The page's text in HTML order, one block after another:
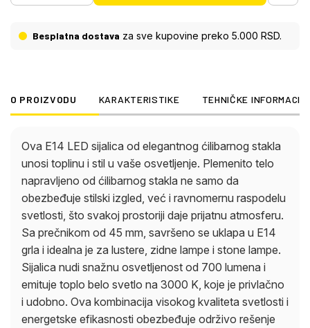
belo svetlo na 3000 K, koje je privlačno i udobno.
energetske efikasnosti obezbeđuje održivo
elegantno i snažno osvetljenje.
Besplatna dostava za sve kupovine preko 5.000 RSD.
O PROIZVODU KARAKTERISTIKE TEHNIČKE
Ova E14 LED sijalica od elegantnog ćilibarnog stakla
unosi toplinu i stil u vaše osvetljenje. Plemenito telo
napravljeno od ćilibarnog stakla ne samo da
obezbeđuje stilski izgled, već i ravnomernu raspodelu
svetlosti, što svakoj prostoriji daje prijatnu atmosferu.
Sa prečnikom od 45 mm, savršeno se uklapa u E14
grla i idealna je za lustere, zidne lampe i stone lampe.
Sijalica nudi snažnu osvetljenost od 700 lumena i
emituje toplo belo svetlo na 3000 K, koje je privlačno
i udobno. Ova kombinacija visokog kvaliteta svetlosti i
energetske efikasnosti obezbeđuje održivo rešenje